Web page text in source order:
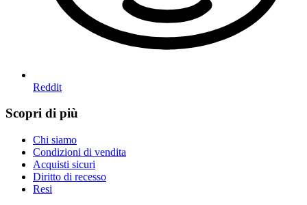
Reddit
Scopri di più
Chi siamo
Condizioni di vendita
Acquisti sicuri
Diritto di recesso
Resi